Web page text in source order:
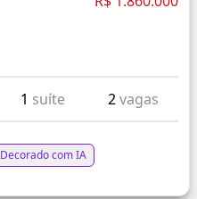
1 suíte 2vagas
Decorado com IA